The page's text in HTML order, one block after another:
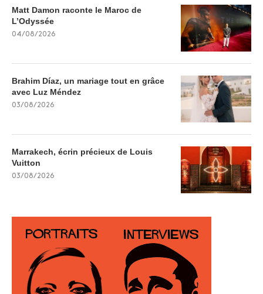
Matt Damon raconte le Maroc de
L’Odyssée
04/08/2026
Brahim Díaz, un mariage tout en grâce
avec Luz Méndez
03/08/2026
Marrakech, écrin précieux de Louis
Vuitton
03/08/2026